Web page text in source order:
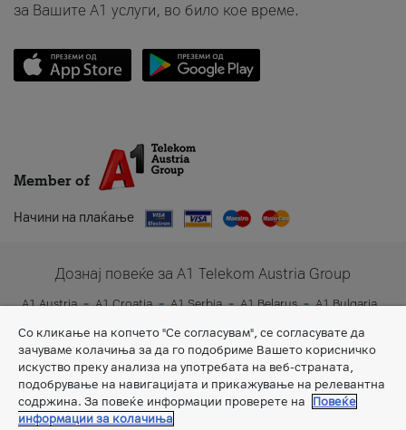
за Вашите A1 услуги, во било кое време.
Member of
Начини на плаќање
Дознај повеќе за A1 Telekom Austria Group
A1 Austria A1 Croatia A1 Serbia A1 Belarus
A1 Bulgaria
A1 Slovenia
A1 Digital
Со кликање на копчето "Се согласувам", се согласувате да
зачуваме колачиња за да го подобриме Вашето корисничко
искуство преку анализа на употребата на веб-страната,
подобрување на навигацијата и прикажување на релевантна
содржина. За повеќе информации проверете на
Повеќе
информации за колачиња